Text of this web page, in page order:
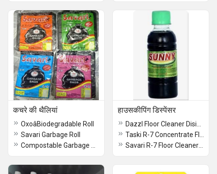
कचरे की थैलियां
OxoâBiodegradable Roll
Savari Garbage Roll
हाउसकीपिंग डिस्पेंसर